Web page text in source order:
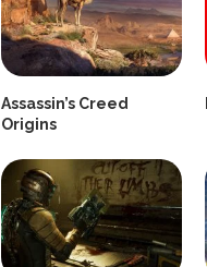
Assassin’s Creed
Origins